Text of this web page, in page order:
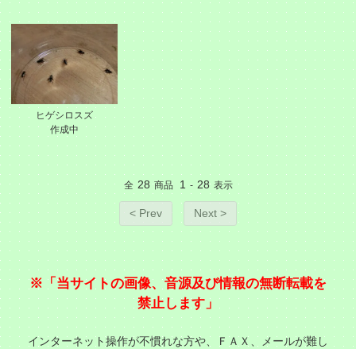
ヒゲシロスズ
作成中
全 28 商品 1 - 28 表示
< Prev Next >
※「当サイトの画像、音源及び情報の無断転載を
禁止します」
インターネット操作が不慣れな方や、ＦＡＸ、メールが難し